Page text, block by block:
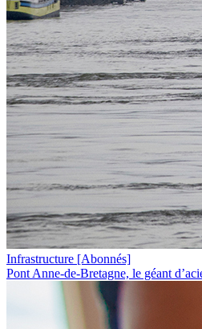
Infrastructure [Abonnés]
Pont Anne-de-Bretagne, le géant